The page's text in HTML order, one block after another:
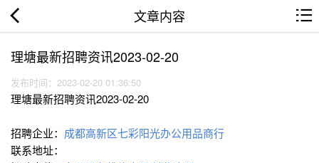
文章内容
理塘最新招聘资讯2023-02-20
发布时间：2023-02-20 01:36:50
理塘最新招聘资讯2023-02-20
招聘企业： 成都高新区七彩阳光办公用品商行
联系地址：